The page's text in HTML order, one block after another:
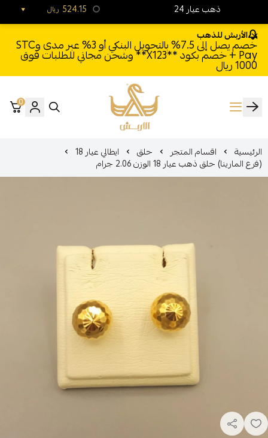
الأربش للذهب
خصم يصل إلى 7.5% بالتحويل البنكي أو 3% عبر مدى وSTC
Pay + خصم بكود **X123** وشحن مجاني للطلبات فوق
1000 ريال
الأربش للذهب
0
الرئيسية اقسام المتجر حلق ايطالي عيار 18
(فرع المارينا) حلق ذهب عيار 18 الوزن 2.06 جرام
24 ذهب عيار ريال 524.15